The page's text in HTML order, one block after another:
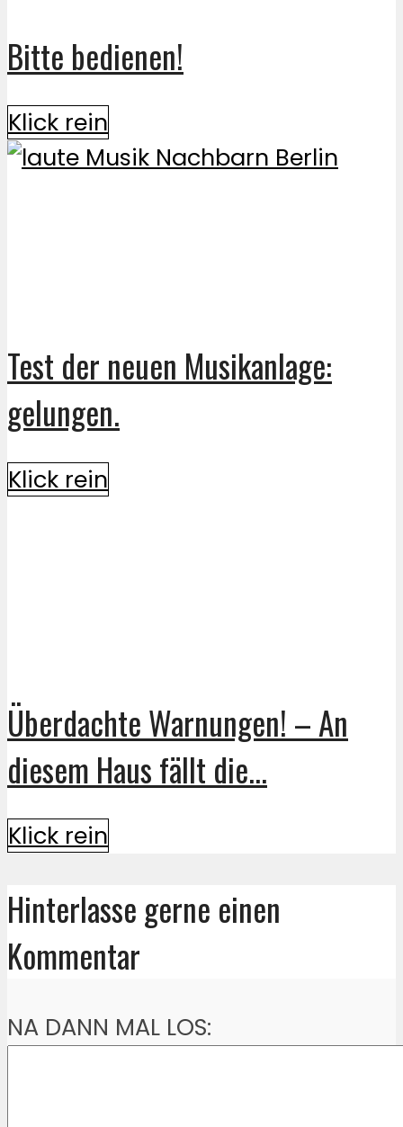
Bitte bedienen!
Klick rein
Test der neuen Musikanlage:
gelungen.
Klick rein
Überdachte Warnungen! – An
diesem Haus fällt die...
Klick rein
Hinterlasse gerne einen
Kommentar
NA DANN MAL LOS: